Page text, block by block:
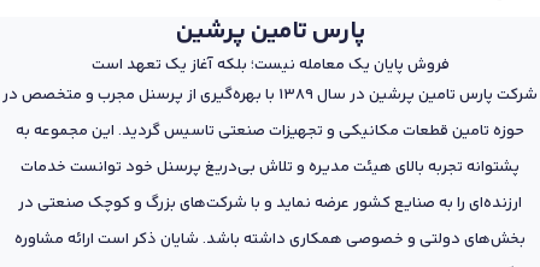
پارس تامین پرشین
فروش پایان یک معامله نیست؛ بلکه آغاز یک تعهد است
شرکت پارس تامین پرشین در سال 1389 با بهره‌گیری از پرسنل مجرب و متخصص در
حوزه تامین قطعات مکانیکی و تجهیزات صنعتی تاسیس گردید. این مجموعه به
پشتوانه تجربه بالای هیئت مدیره و تلاش بی‌دریغ پرسنل خود توانست خدمات
ارزنده‌ای را به صنایع کشور عرضه نماید و با شرکت‌های بزرگ و کوچک صنعتی در
بخش‌های دولتی و خصوصی همکاری داشته باشد. شایان ذکر است ارائه مشاوره